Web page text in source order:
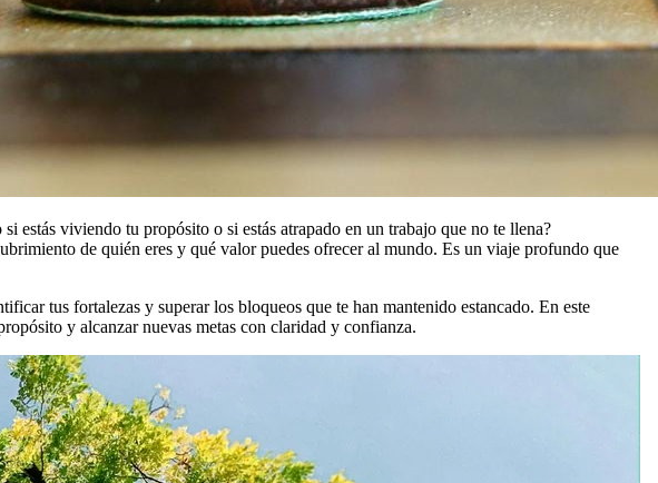
estás viviendo tu propósito o si estás atrapado en un trabajo que no te llena?
de quién eres y qué valor puedes ofrecer al mundo. Es un viaje profundo que
tus fortalezas y superar los bloqueos que te han mantenido estancado. En este
y alcanzar nuevas metas con claridad y confianza.